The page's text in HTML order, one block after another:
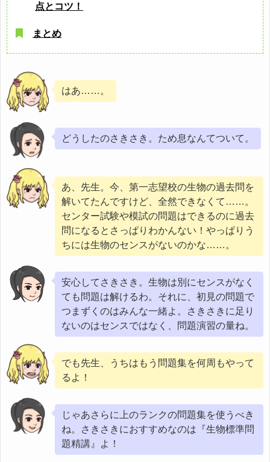
点とコツ！
まとめ
はあ……。
どうしたのさきさき。ため息なんてついて。
あ、先生。今、第一志望校の生物の過去問を
解いてたんですけど、全然できなくて……。
センター試験や模試の問題はできるのに過去
問になるとさっぱりわかんない！やっぱりう
ちには生物のセンスがないのかな……。
安心してさきさき。生物は別にセンスがなく
ても問題は解けるわ。それに、初見の問題で
つまずくのはみんな一緒よ。さきさきに足り
ないのはセンスではなく、問題演習の量ね。
でも先生、うちはもう問題集を何周もやって
るよ！
じゃあさらに上のランクの問題集を使うべき
ね。さきさきにおすすめなのは『生物標準問
題精講』よ！